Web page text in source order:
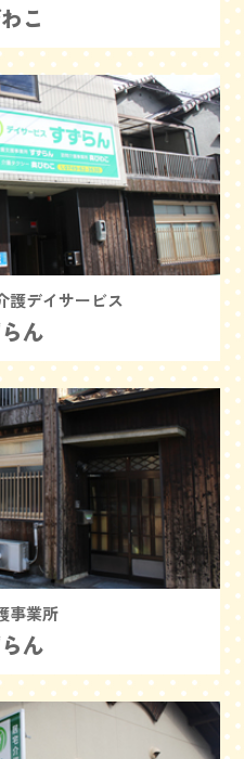
こ
護デイサービス
ん
事業所
ん